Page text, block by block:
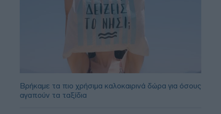
Βρήκαμε τα πιο χρήσιμα καλοκαιρινά δώρα για όσους
αγαπούν τα ταξίδια